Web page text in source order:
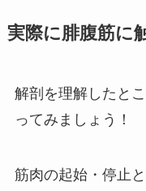
実際に腓腹筋に
解剖を理解したと
ってみましょう！
筋肉の起始・停止